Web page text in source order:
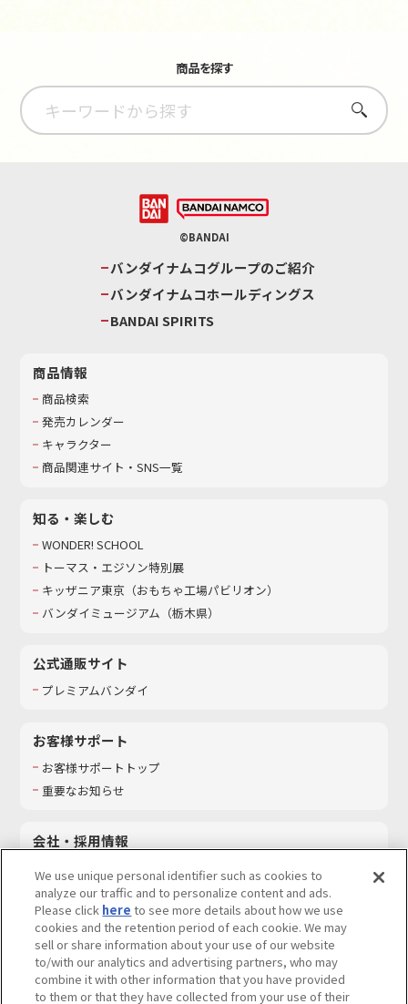
商品を探す
さがす
©BANDAI
バンダイナムコグループのご紹介
バンダイナムコホールディングス
BANDAI SPIRITS
商品情報
商品検索
発売カレンダー
キャラクター
商品関連サイト・SNS一覧
知る・楽しむ
WONDER! SCHOOL
トーマス・エジソン特別展
キッザニア東京（おもちゃ工場パビリオン）​
バンダイミュージアム（栃木県）
公式通販サイト
プレミアムバンダイ
お客様サポート
お客様サポートトップ
重要なお知らせ
会社・採用情報
採用情報
サステナビリティ
お問い合わせ
We use unique personal identifier such as cookies to
analyze our traffic and to personalize content and ads.
Please click here to see more details about how we use
cookies and the retention period of each cookie. We may
sell or share information about your use of our website
to/with our analytics and advertising partners, who may
combine it with other information that you have provided
to them or that they have collected from your use of their